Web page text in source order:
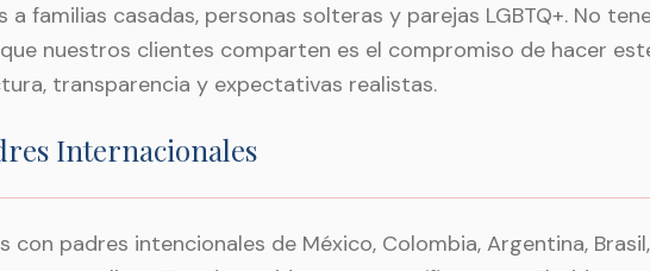
a familias casadas, personas solteras y parejas LGBTQ+. No
nuestros clientes comparten es el compromiso de hacer
transparencia y expectativas realistas.
Internacionales
con padres intencionales de México, Colombia, Argentina,